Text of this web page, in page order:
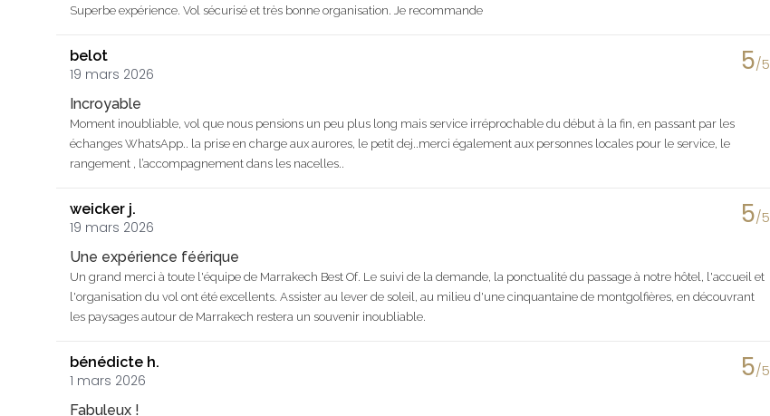
Superbe expérience. Vol sécurisé et très bonne organisation. Je recommande
belot
19 mars 2026 5/5
Incroyable
Moment inoubliable, vol que nous pensions un peu plus long mais service irréprochable du début à la fin, en passant par les
échanges WhatsApp.. la prise en charge aux aurores, le petit dej..merci également aux personnes locales pour le service, le
rangement , l’accompagnement dans les nacelles..
weicker j.
19 mars 2026 5/5
Une expérience féérique
Un grand merci à toute l'équipe de Marrakech Best Of. Le suivi de la demande, la ponctualité du passage à notre hôtel, l'accueil et
l'organisation du vol ont été excellents. Assister au lever de soleil, au milieu d'une cinquantaine de montgolfières, en découvrant
les paysages autour de Marrakech restera un souvenir inoubliable.
bénédicte h.
1 mars 2026 5/5
Fabuleux !